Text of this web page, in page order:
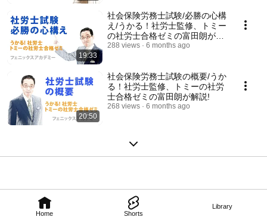
Home Shorts
Library
19:33
社会保険労務士試験/必勝の心構
え/うかる！社労士監修、トミー
の社労士合格ゼミの富田朗が解
説!
288 views 6 months ago
20:50
社会保険労務士試験の概要/うか
る！社労士監修、トミーの社労
士合格ゼミの富田朗が解説!
268 views 6 months ago